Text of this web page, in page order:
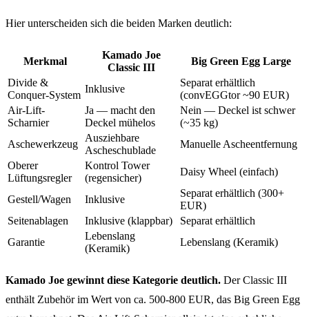
Hier unterscheiden sich die beiden Marken deutlich:
Merkmal
Kamado Joe
Classic III
Big Green Egg Large
Divide &
Conquer-System
Inklusive
Separat erhältlich
(convEGGtor ~90 EUR)
Air-Lift-
Scharnier
Ja — macht den
Deckel mühelos
Nein — Deckel ist schwer
(~35 kg)
Aschewerkzeug
Ausziehbare
Ascheschublade
Manuelle Ascheentfernung
Oberer
Lüftungsregler
Kontrol Tower
(regensicher)
Daisy Wheel (einfach)
Gestell/Wagen Inklusive
Separat erhältlich (300+
EUR)
Seitenablagen
Inklusive (klappbar)
Separat erhältlich
Garantie
Lebenslang
(Keramik)
Lebenslang (Keramik)
Kamado Joe gewinnt diese Kategorie deutlich. Der Classic III
enthält Zubehör im Wert von ca. 500-800 EUR, das Big Green Egg